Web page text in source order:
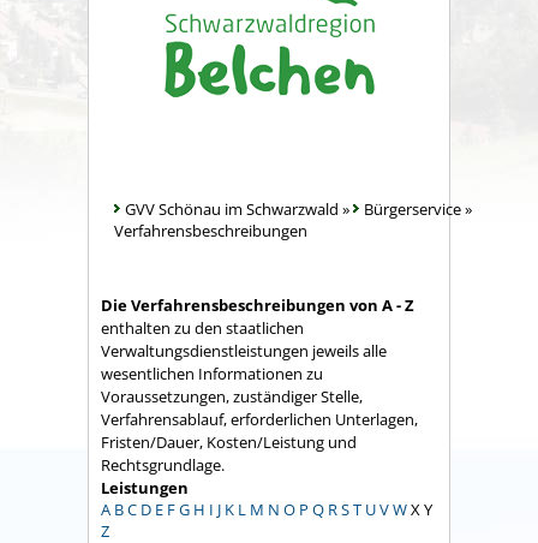
GVV Schönau im Schwarzwald » Bürgerservice»
Verfahrensbeschreibungen
Die Verfahrensbeschreibungen von A - Z
enthalten zu den staatlichen
Verwaltungsdienstleistungen jeweils alle
wesentlichen Informationen zu
Voraussetzungen, zuständiger Stelle,
Verfahrensablauf, erforderlichen Unterlagen,
Fristen/Dauer, Kosten/Leistung und
Rechtsgrundlage.
Leistungen
A BC D E FG H I J K L M N O P Q RST UVWX Y
Z